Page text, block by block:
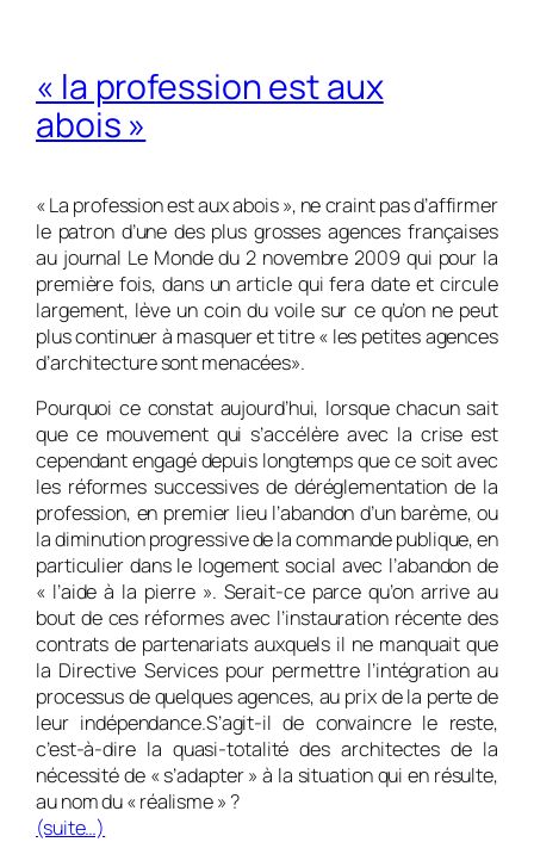
« la profession est aux
abois »
« La profession est aux abois », ne craint pas d’affirmer
le patron d’une des plus grosses agences françaises
au journal Le Monde du 2 novembre 2009 qui pour la
première fois, dans un article qui fera date et circule
largement, lève un coin du voile sur ce qu’on ne peut
plus continuer à masquer et titre « les petites agences
d’architecture sont menacées».
Pourquoi ce constat aujourd’hui, lorsque chacun sait
que ce mouvement qui s’accélère avec la crise est
cependant engagé depuis longtemps que ce soit avec
les réformes successives de déréglementation de la
profession, en premier lieu l’abandon d’un barème, ou
la diminution progressive de la commande publique, en
particulier dans le logement social avec l’abandon de
« l’aide à la pierre ». Serait-ce parce qu’on arrive au
bout de ces réformes avec l’instauration récente des
contrats de partenariats auxquels il ne manquait que
la Directive Services pour permettre l’intégration au
processus de quelques agences, au prix de la perte de
leur indépendance.S’agit-il de convaincre le reste,
c’est-à-dire la quasi-totalité des architectes de la
nécessité de « s’adapter » à la situation qui en résulte,
au nom du « réalisme » ?
(suite…)